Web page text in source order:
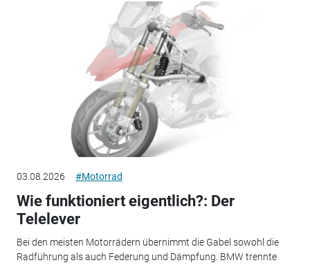
03.08.2026 #Motorrad
Wie funktioniert eigentlich?: Der
Telelever
Bei den meisten Motorrädern übernimmt die Gabel sowohl die
Radführung als auch Federung und Dämpfung. BMW trennte